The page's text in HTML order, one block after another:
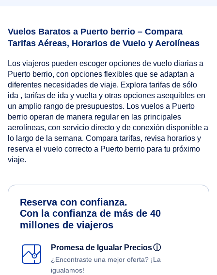
Vuelos Baratos a Puerto berrio – Compara
Tarifas Aéreas, Horarios de Vuelo y Aerolíneas
Los viajeros pueden escoger opciones de vuelo diarias a
Puerto berrio, con opciones flexibles que se adaptan a
diferentes necesidades de viaje. Explora tarifas de sólo
ida , tarifas de ida y vuelta y otras opciones asequibles en
un amplio rango de presupuestos. Los vuelos a Puerto
berrio operan de manera regular en las principales
aerolíneas, con servicio directo y de conexión disponible a
lo largo de la semana. Compara tarifas, revisa horarios y
reserva el vuelo correcto a Puerto berrio para tu próximo
viaje.
Reserva con confianza.
Con la confianza de más de 40
millones de viajeros
Promesa de Igualar Preciosⓘ
¿Encontraste una mejor oferta? ¡La
igualamos!